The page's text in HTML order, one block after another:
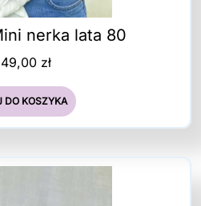
nerka lata 80
zł
DO KOSZYKA